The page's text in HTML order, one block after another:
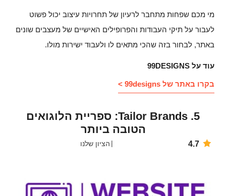
מי מכם שפחות מתחבר לרעיון של תחרויות עיצוב יכול פשוט
לעבור על תיקי העבודות והפרופילים האישיים של מעצבים שונים
באתר, לבחור בזה שהכי מתאים לו ולעבוד ישירות מולו.
עוד על 99DESIGNS
בקרו באתר של 99designs >
5. Tailor Brands: ספריית הלוגואים
הטובה ביותר
4.7 הציון שלנו